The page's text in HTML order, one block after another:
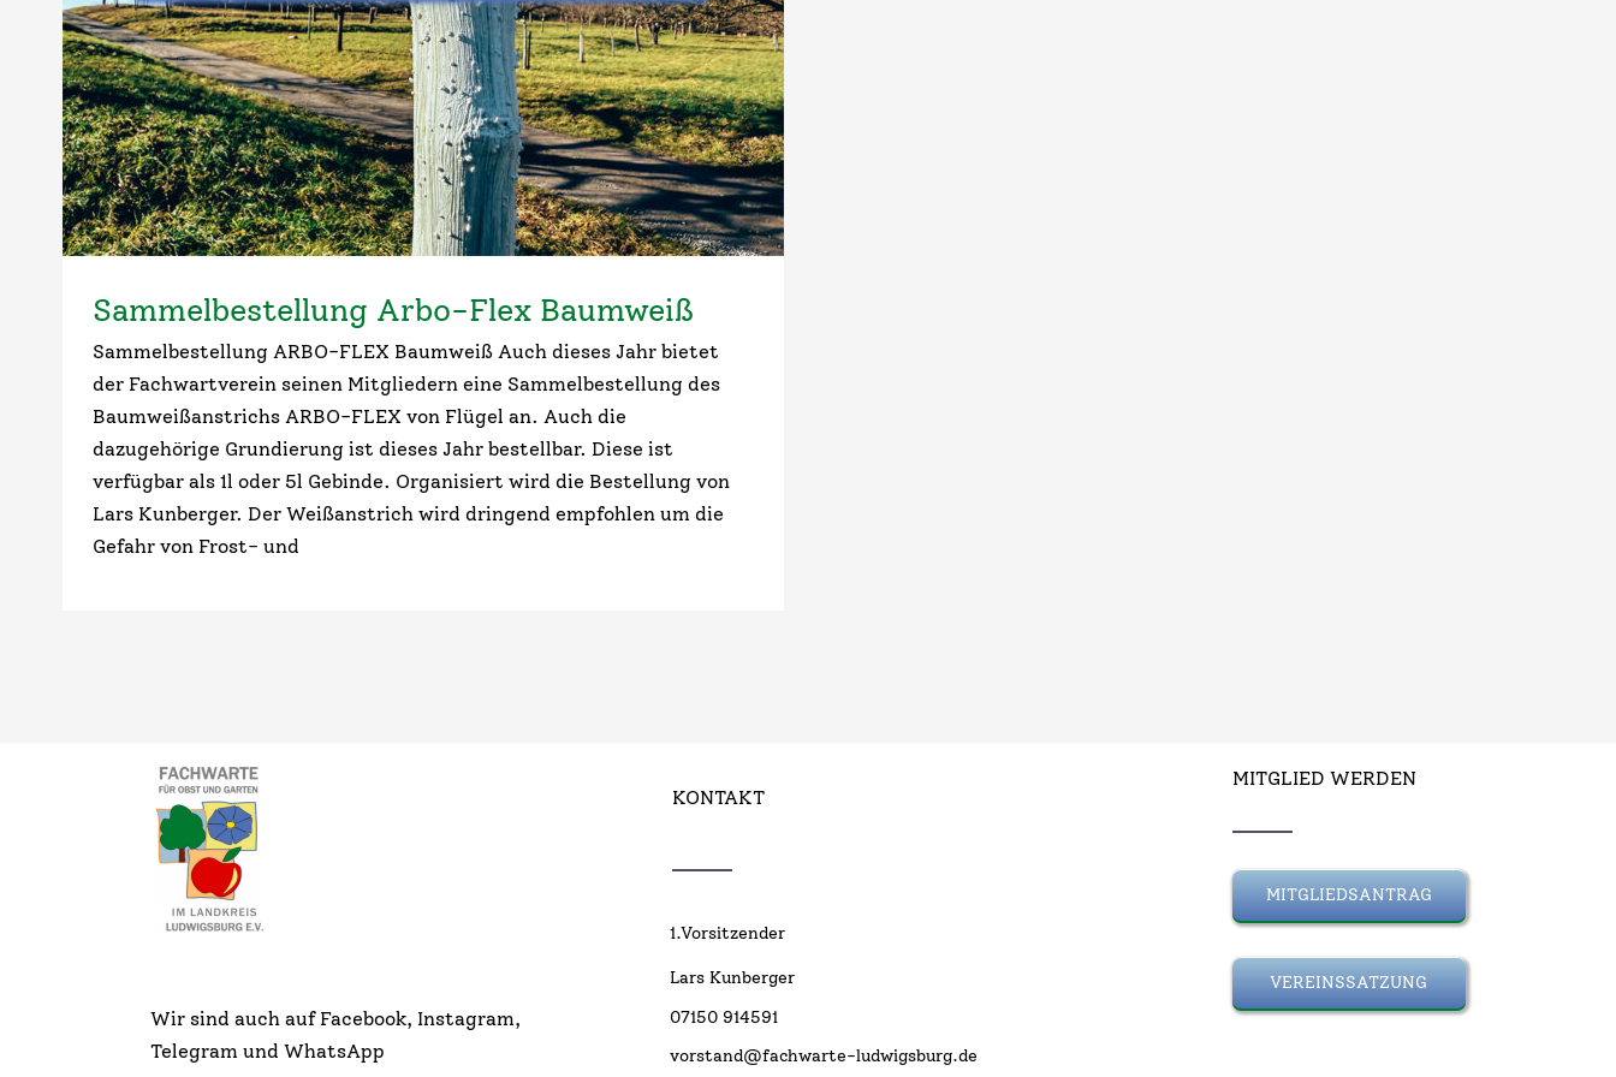
Sammelbestellung Arbo-Flex Baumweiß
Sammelbestellung ARBO-FLEX Baumweiß Auch dieses Jahr bietet
der Fachwartverein seinen Mitgliedern eine Sammelbestellung des
Baumweißanstrichs ARBO-FLEX von Flügel an. Auch die
dazugehörige Grundierung ist dieses Jahr bestellbar. Diese ist
verfügbar als 1l oder 5l Gebinde. Organisiert wird die Bestellung von
Lars Kunberger. Der Weißanstrich wird dringend empfohlen um die
Gefahr von Frost- und
Wir sind auch auf Facebook, Instagram,
Telegram und WhatsApp
KONTAKT
1.Vorsitzender
Lars Kunberger
07150 914591
vorstand@fachwarte-ludwigsburg.de
MITGLIED WERDEN
MITGLIEDSANTRAG
VEREINSSATZUNG